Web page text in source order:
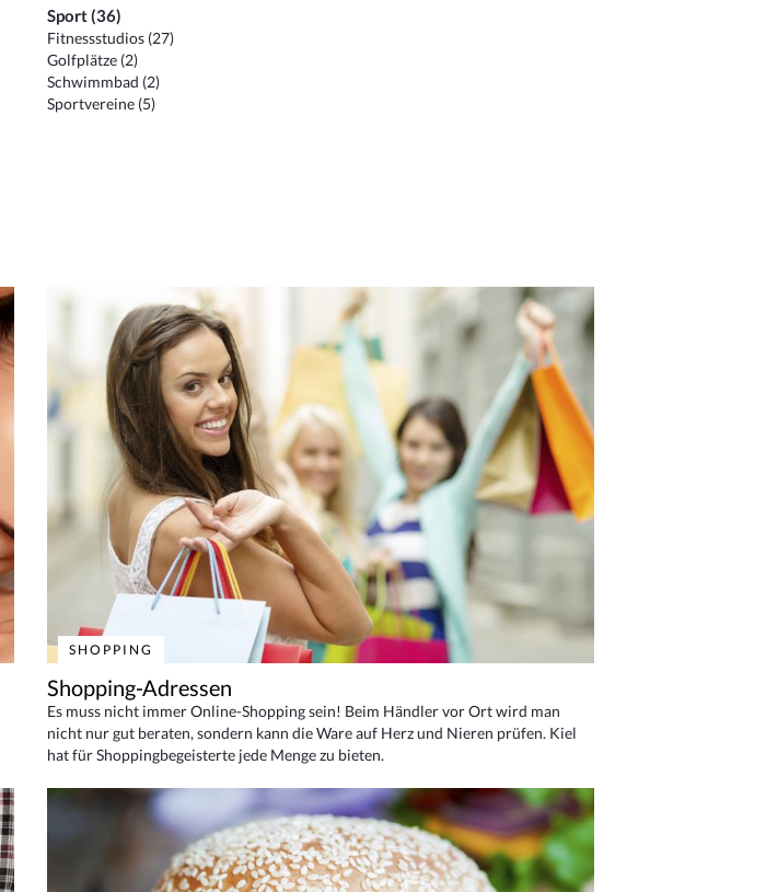
Sport (36)
Fitnessstudios (27)
Golfplätze (2)
Schwimmbad (2)
Sportvereine (5)
SHOPPING
Shopping-Adressen
Es muss nicht immer Online-Shopping sein! Beim Händler vor Ort wird man
nicht nur gut beraten, sondern kann die Ware auf Herz und Nieren prüfen. Kiel
hat für Shoppingbegeisterte jede Menge zu bieten.